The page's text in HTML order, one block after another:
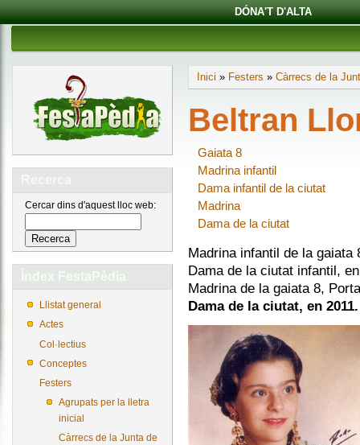
DÓNA'T D'ALTA
Recerca
Cercar dins d'aquest lloc web:
Índex FestaPèdia
Llistat general
Actes
Col·lectius
Conceptes
Festers
Agrupats per la lletra
inicial
Càrrecs de la Junta de
Inici » Festers » Càrrecs de la
Beltran
Gaiata 8
Madrina infantil
Dama infantil de la ciutat
Madrina
Dama de la ciutat
Madrina infantil de la gaiata
Dama de la ciutat infantil,
Madrina de la gaiata 8,
Dama de la ciutat, en 2011.